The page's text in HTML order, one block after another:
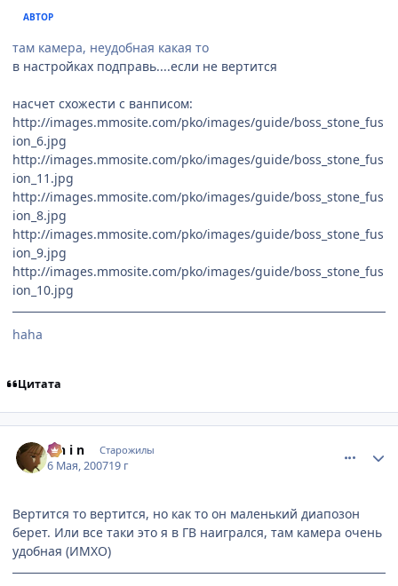
АВТОР
там камера, неудобная какая то
в настройках подправь....если не вертится
насчет схожести с ванписом:
http://images.mmosite.com/pko/images/guide/boss_stone_fus
ion_6.jpg
http://images.mmosite.com/pko/images/guide/boss_stone_fus
ion_11.jpg
http://images.mmosite.com/pko/images/guide/boss_stone_fus
ion_8.jpg
http://images.mmosite.com/pko/images/guide/boss_stone_fus
ion_9.jpg
http://images.mmosite.com/pko/images/guide/boss_stone_fus
ion_10.jpg
haha
Цитата
S h i n Старожилы
6 Мая, 200719 г
Вертится то вертится, но как то он маленький диапозон
берет. Или все таки это я в ГВ наигрался, там камера очень
удобная (ИМХО)